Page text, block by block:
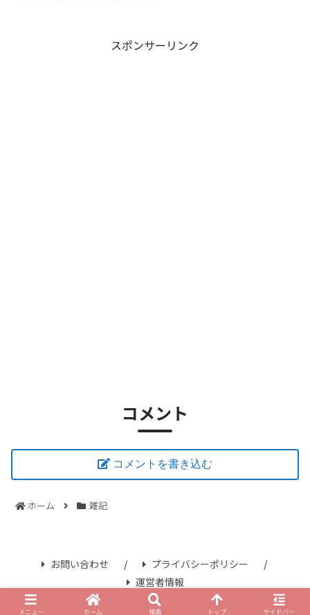
スポンサーリンク
コメント
コメントを書き込む
ホーム 雑記
お問い合わせ
プライバシーポリシー
運営者情報
© 2021 さみずブログ.
メニュー ホーム 検索 トップ サイドバー